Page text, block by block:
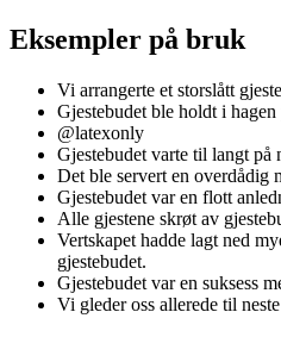
Eksempler på bruk
Vi arrangerte et storslått
Gjestebudet ble holdt i
@latexonly
Gjestebudet varte til langt
Det ble servert en overdådig
Gjestebudet var en flott
Alle gjestene skrøt av
Vertskapet hadde lagt ned
gjestebudet.
Gjestebudet var en suksess
Vi gleder oss allerede til